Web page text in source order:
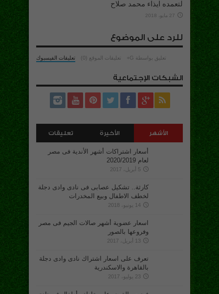
لتعمده ايذاء محمد صلاح
27 مايو، 2018
للرد على الموضوع
تعليقات الفيسبوك تعليقات الموقع (0) تعليق بواسطة G+
الشبكات الإجتماعية
الأشهر الأخيرة تعليقات
أسعار اشتراكات أشهر الأندية فى مصر
لعام 2020/2019
5 أبريل، 2017
كارثة.. تشكيل عصابى فى نادى وادى دجلة
لخطف الاطفال وبيع المخدرات
14 يونيو، 2018
اسعار عضوية أشهر صالات الجيم فى مصر
وفروعها بالصور
13 أبريل، 2017
تعرف على اسعار اشتراك نادى وادى دجلة
بالقاهرة والاسكندرية
23 يوليو، 2017